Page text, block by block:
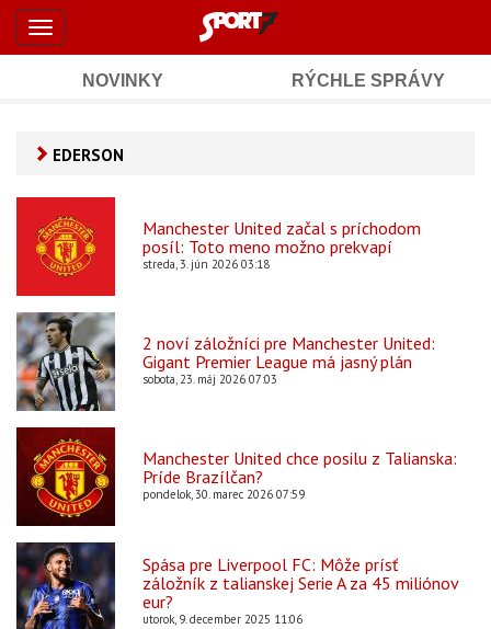
Šport7.sk
-
spravodajstvo
a
výsledky
Skočiť
hlavný
Toggle
navigation
Sub
Navigation
NOVINKY RÝCHLE SPRÁVY
Main
Content
EDERSON
Manchester United začal s príchodom
posíl: Toto meno možno prekvapí
streda, 3. jún 2026 03:18
2 noví záložníci pre Manchester United:
Gigant Premier League má jasný plán
sobota, 23. máj 2026 07:03
Manchester United chce posilu z Talianska:
Príde Brazílčan?
pondelok, 30. marec 2026 07:59
Spása pre Liverpool FC: Môže prísť
záložník z talianskej Serie A za 45 miliónov
eur?
utorok, 9. december 2025 11:06